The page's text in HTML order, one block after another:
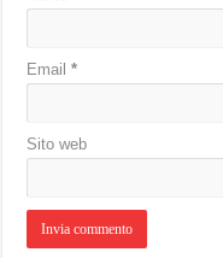
Email*
Sito web